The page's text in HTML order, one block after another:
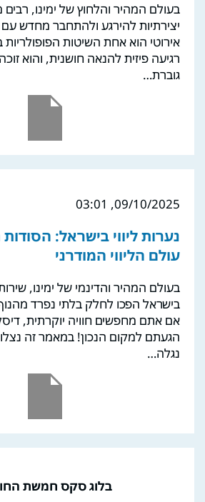
בעולם המהיר והלחוץ של ימינו,
יצירתיות להירגע ולהתחבר מחדש עם
אירוטי הוא אחת השיטות הפופולריות
רגיעה פיזית להנאה חושנית, והוא
גוברת…
09/10/2025, 03:01
נערות ליווי בישראל:
עולם הליווי המודרני
בעולם המהיר והדינמי של ימינו,
בישראל הפכו לחלק בלתי נפרד
אם אתם מחפשים חוויה יוקרתית,
הגעתם למקום הנכון! במאמר זה
נגלה…
בלוג סקס חמשת